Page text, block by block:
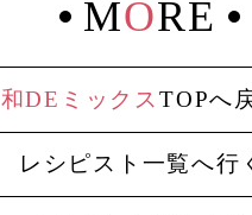
MORE
和DEミックスTOPへ
レシピスト一覧へ行